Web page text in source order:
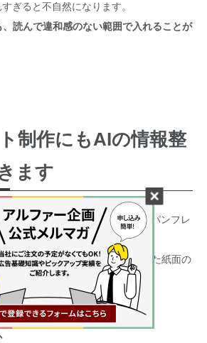
ぎると不自然になります。
読んで違和感のない範囲で入れることが
制作にもAIの情報整
ます
ホームページ制作だけでなく、パンフレ
ます。
採用パンフレットでは、限られた紙面の
必要があります。